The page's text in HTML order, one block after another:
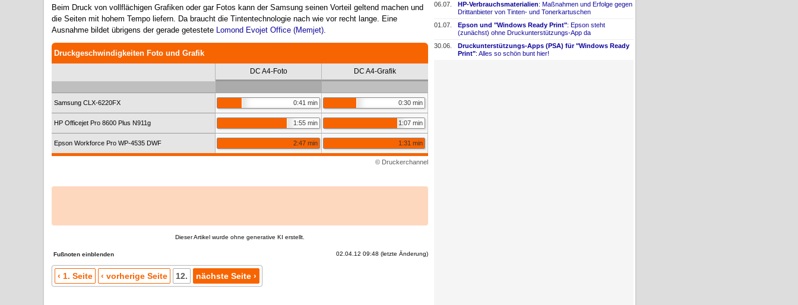
Beim Druck von vollflächigen Grafiken oder gar Fotos kann der Samsung seinen Vorteil geltend machen und
die Seiten mit hohem Tempo liefern. Da braucht die Tintentechnologie nach wie vor recht lange. Eine
Ausnahme bildet übrigens der gerade getestete Lomond Evojet Office (Memjet).
Druckgeschwindigkeiten Foto und Grafik
DC A4-Foto DC A4-Grafik
Samsung CLX-6220FX 0:41 min 0:30 min
HP Officejet Pro 8600 Plus N911g 1:55 min 1:07 min
Epson Workforce Pro WP-4535 DWF 2:47 min 1:31 min
© Druckerchannel
Dieser Artikel wurde ohne generative KI erstellt.
02.04.12 09:48 (letzte Änderung)
Fußnoten
‹ 1. Seite ‹ vorherige Seite 12. nächste Seite ›
06.07.
HP-​Verbrauchsmaterialien: Maßnahmen und Erfolge gegen
Drittanbieter von Tinten- ​ und Tonerkartuschen
01.07.
Epson und "Windows Ready Print": Epson steht
(zunächst) ohne Druckunterstützungs-​App da
30.06.
Druckunterstützungs-​Apps (PSA) für "Windows Ready
Print": Alles so schön bunt hier!